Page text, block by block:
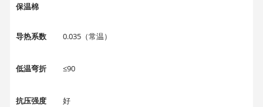
保温棉
导热系数 0.035（常温）
低温弯折 ≤90
抗压强度 好